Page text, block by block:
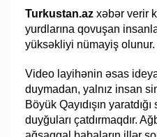
Turkustan.azxəbər verir
yurdlarına qovuşan
yüksəkliyi nümayiş olunur.
Video layihənin əsas
duymadan, yalnız insan
Böyük Qayıdışın
duyğuları çatdırmaqdır.